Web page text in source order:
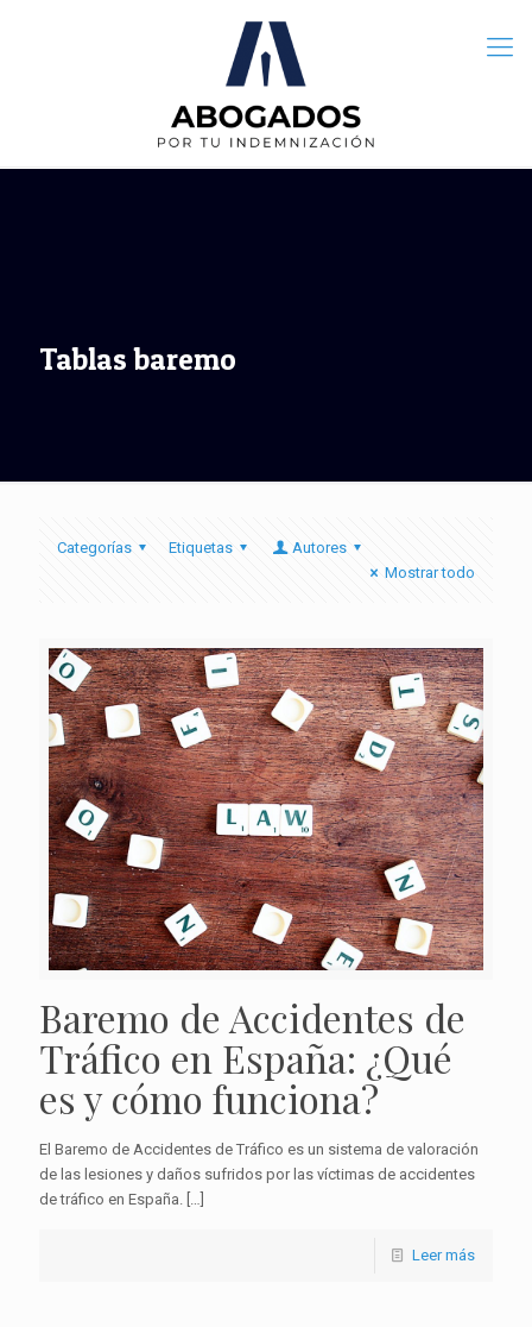
Tablas baremo
Categorías Etiquetas
Autores
Mostrar todo
Baremo de Accidentes de
Tráfico en España: ¿Qué
es y cómo funciona?
El Baremo de Accidentes de Tráfico es un sistema de valoración
de las lesiones y daños sufridos por las víctimas de accidentes
de tráfico en España.
Leer más